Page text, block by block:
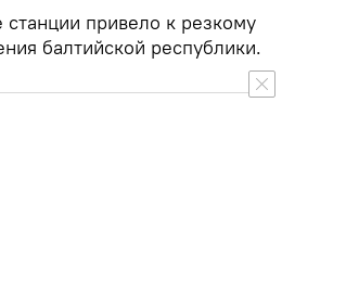
привело к резкому
балтийской республики.